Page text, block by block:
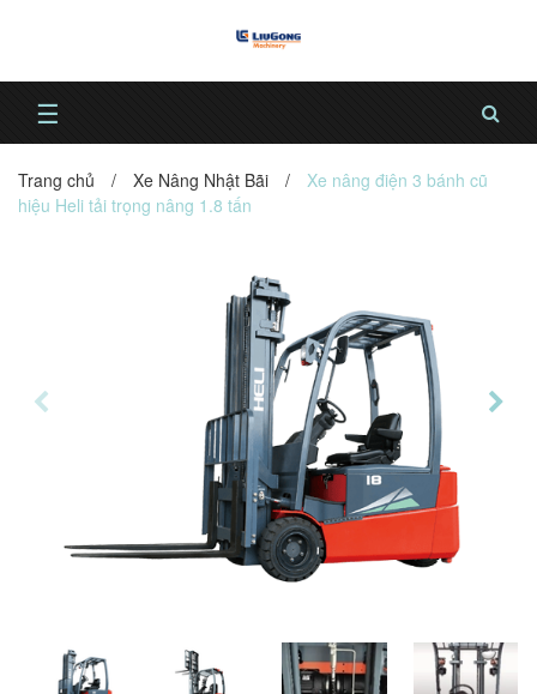
☰
Trang chủ / Xe Nâng Nhật Bãi /
Xe nâng điện 3 bánh cũ
hiệu Heli tải trọng nâng 1.8 tấn